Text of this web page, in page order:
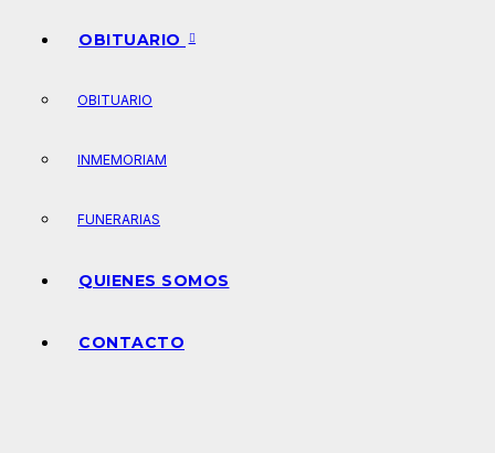
OBITUARIO
OBITUARIO
INMEMORIAM
FUNERARIAS
QUIENES SOMOS
CONTACTO